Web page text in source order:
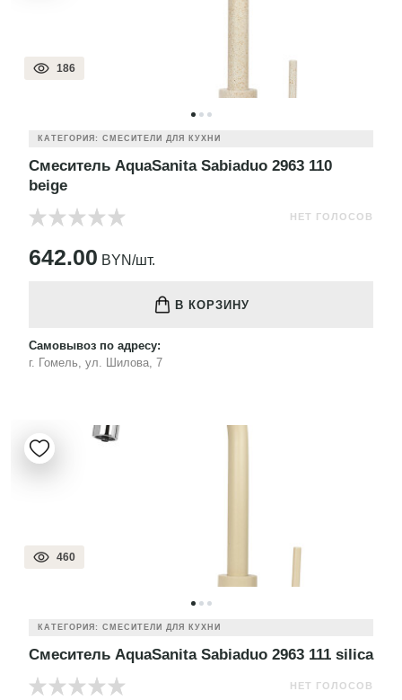
186
КАТЕГОРИЯ: СМЕСИТЕЛИ ДЛЯ КУХНИ
Смеситель AquaSanita Sabiaduo 2963 110
beige
НЕТ ГОЛОСОВ
642.00 BYN/шт.
В КОРЗИНУ
Самовывоз по адресу:
г. Гомель, ул. Шилова, 7
460
КАТЕГОРИЯ: СМЕСИТЕЛИ ДЛЯ КУХНИ
Смеситель AquaSanita Sabiaduo 2963 111 silica
НЕТ ГОЛОСОВ